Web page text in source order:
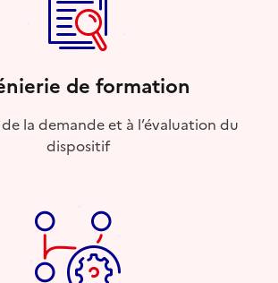
de formation
de la demande et à l’évaluation du
dispositif